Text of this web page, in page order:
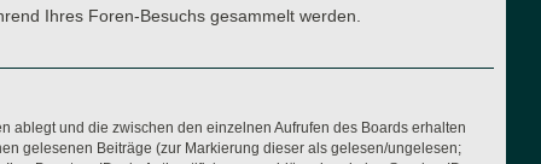
Ihres Foren-Besuchs gesammelt werden.
ablegt und die zwischen den einzelnen Aufrufen des Boards erhalten
gelesenen Beiträge (zur Markierung dieser als gelesen/ungelesen;